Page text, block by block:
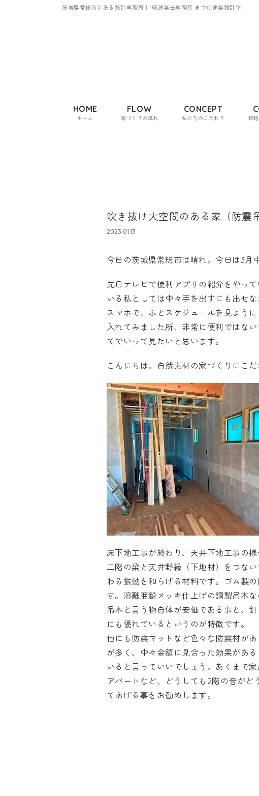
茨城県常総市にある設計事務所｜1級建築士事務所 まつだ建築設計室
HOME
ホーム
FLOW
家づくりの流れ
CONCEPT
私たちのこだわり 価
吹き抜け大空間のある家（防震
2023.01.13
今日の茨城県常総市は晴れ。今日は3月
先日テレビで便利アプリの紹介をやっ
いる私としては中々手を出すにも出せ
スマホで、ふとスケジュールを見よう
入れてみました所、非常に便利ではな
てでいって見たいと思います。
こんにちは。自然素材の家づくりにこ
床下地工事が終わり、天井下地工事の様
二階の梁と天井野縁（下地材）をつな
わる振動を和らげる材料です。ゴム製
す。溶融亜鉛メッキ仕上げの鋼製吊木
吊木と言う物自体が安価である事と、
にも優れているというのが特徴です。
他にも防震マットなど色々な防震材が
が多く、中々金額に見合った効果があ
いると言っていいでしょう。あくまで
アパートなど、どうしても2階の音が
てあげる事をお勧めします。